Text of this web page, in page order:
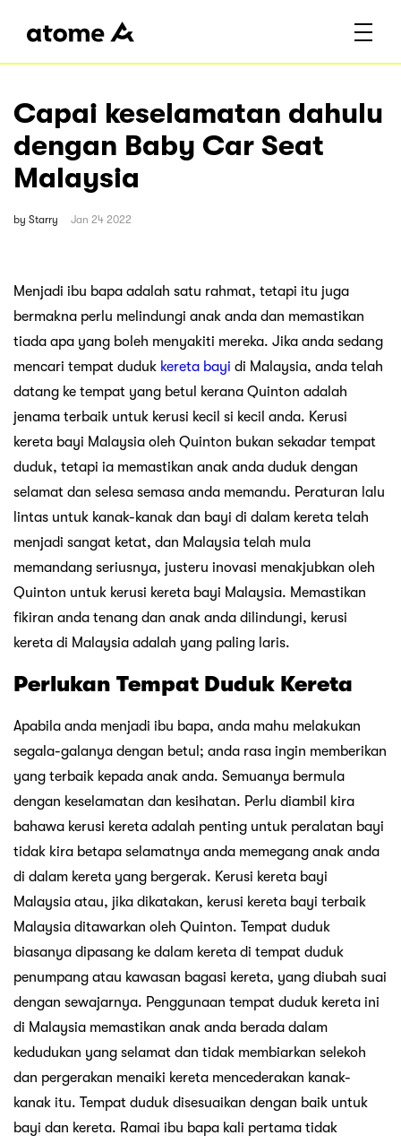
Capai keselamatan dahulu
dengan Baby Car Seat
Malaysia
by Starry Jan 24 2022
Menjadi ibu bapa adalah satu rahmat, tetapi itu juga
bermakna perlu melindungi anak anda dan memastikan
tiada apa yang boleh menyakiti mereka. Jika anda sedang
mencari tempat duduk kereta bayi di Malaysia, anda telah
datang ke tempat yang betul kerana Quinton adalah
jenama terbaik untuk kerusi kecil si kecil anda. Kerusi
kereta bayi Malaysia oleh Quinton bukan sekadar tempat
duduk, tetapi ia memastikan anak anda duduk dengan
selamat dan selesa semasa anda memandu. Peraturan lalu
lintas untuk kanak-kanak dan bayi di dalam kereta telah
menjadi sangat ketat, dan Malaysia telah mula
memandang seriusnya, justeru inovasi menakjubkan oleh
Quinton untuk kerusi kereta bayi Malaysia. Memastikan
fikiran anda tenang dan anak anda dilindungi, kerusi
kereta di Malaysia adalah yang paling laris.
Perlukan Tempat Duduk Kereta
Apabila anda menjadi ibu bapa, anda mahu melakukan
segala-galanya dengan betul; anda rasa ingin memberikan
yang terbaik kepada anak anda. Semuanya bermula
dengan keselamatan dan kesihatan. Perlu diambil kira
bahawa kerusi kereta adalah penting untuk peralatan bayi
tidak kira betapa selamatnya anda memegang anak anda
di dalam kereta yang bergerak. Kerusi kereta bayi
Malaysia atau, jika dikatakan, kerusi kereta bayi terbaik
Malaysia ditawarkan oleh Quinton. Tempat duduk
biasanya dipasang ke dalam kereta di tempat duduk
penumpang atau kawasan bagasi kereta, yang diubah suai
dengan sewajarnya. Penggunaan tempat duduk kereta ini
di Malaysia memastikan anak anda berada dalam
kedudukan yang selamat dan tidak membiarkan selekoh
dan pergerakan menaiki kereta mencederakan kanak-
kanak itu. Tempat duduk disesuaikan dengan baik untuk
bayi dan kereta. Ramai ibu bapa kali pertama tidak